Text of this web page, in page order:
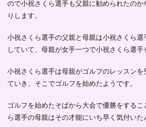
ので小祝さくら選手も父親に勧められたのか
りします。
小祝さくら選手の父親と母親は小祝さくら選
していて、母親が女手一つで小祝さくら選手
小祝さくら選手は母親がゴルフのレッスンを
ていき、そこでゴルフを始めたようです。
ゴルフを始めたそばから大会で優勝をするこ
ら選手の母親はその才能にいち早く気付いた